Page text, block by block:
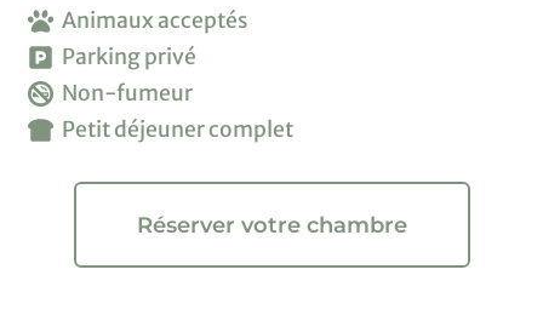
Animaux acceptés
Parking privé
Non-fumeur
Petit déjeuner complet
Réserver votre chambre